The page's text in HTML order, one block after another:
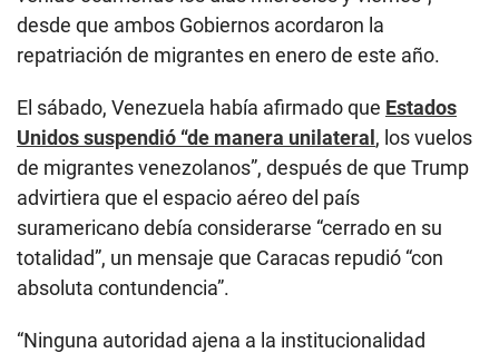
desde que ambos Gobiernos acordaron la
repatriación de migrantes en enero de este año.
El sábado, Venezuela había afirmado que Estados
Unidos suspendió “de manera unilateral, los vuelos
de migrantes venezolanos”, después de que Trump
advirtiera que el espacio aéreo del país
suramericano debía considerarse “cerrado en su
totalidad”, un mensaje que Caracas repudió “con
absoluta contundencia”.
“Ninguna autoridad ajena a la institucionalidad